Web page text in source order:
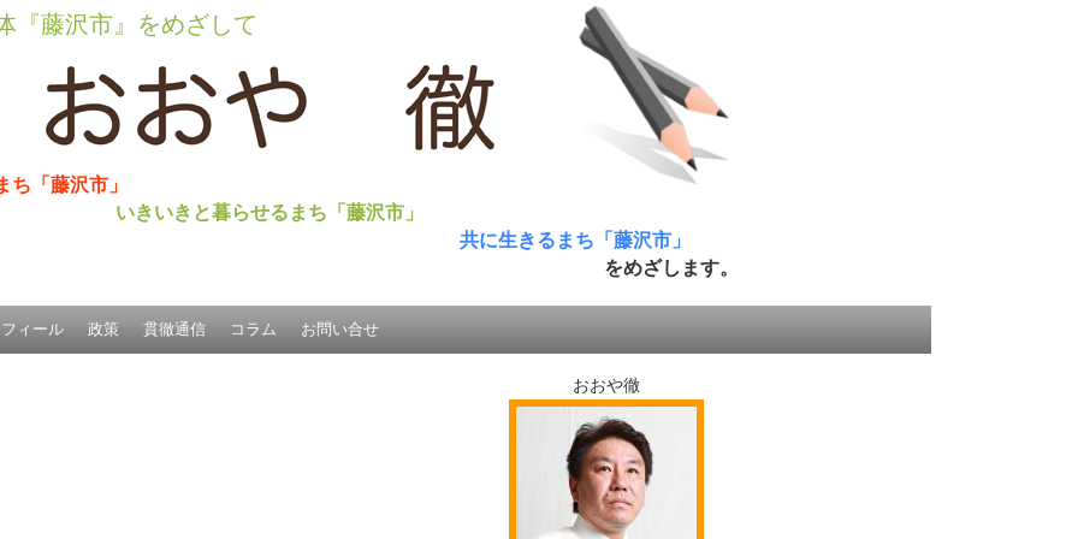
『藤沢市』をめざして
ち「藤沢市」
いきいきと暮らせるまち「藤沢市」
共に生きるまち「藤沢市」
をめざします。
ィール 政策 貫徹通信 コラム お問い合せ
おおや徹